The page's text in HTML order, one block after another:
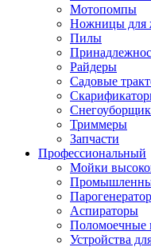
Мотопомпы
Ножницы для
Пилы
Райдеры
Садовые
Триммеры
Запчасти
Профессиональный
Мойки
Аспираторы
Устройства